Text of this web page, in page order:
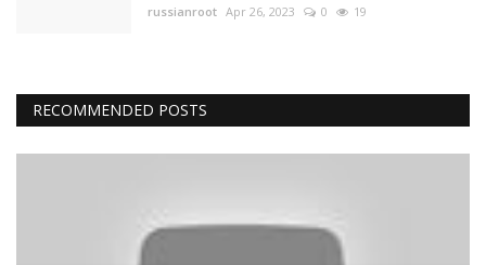
russianroot Apr 26, 2023 0 19
RECOMMENDED POSTS